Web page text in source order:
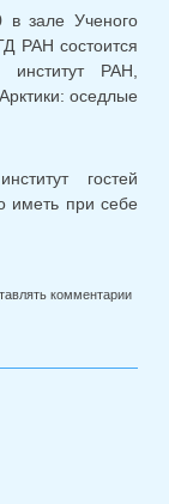
в зале Ученого
РАН состоится
институт РАН,
оседлые
гостей
иметь при себе
комментарии